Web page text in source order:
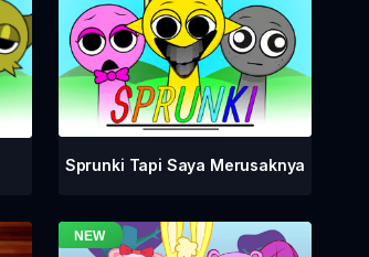
Sprunki Tapi Saya Merusaknya